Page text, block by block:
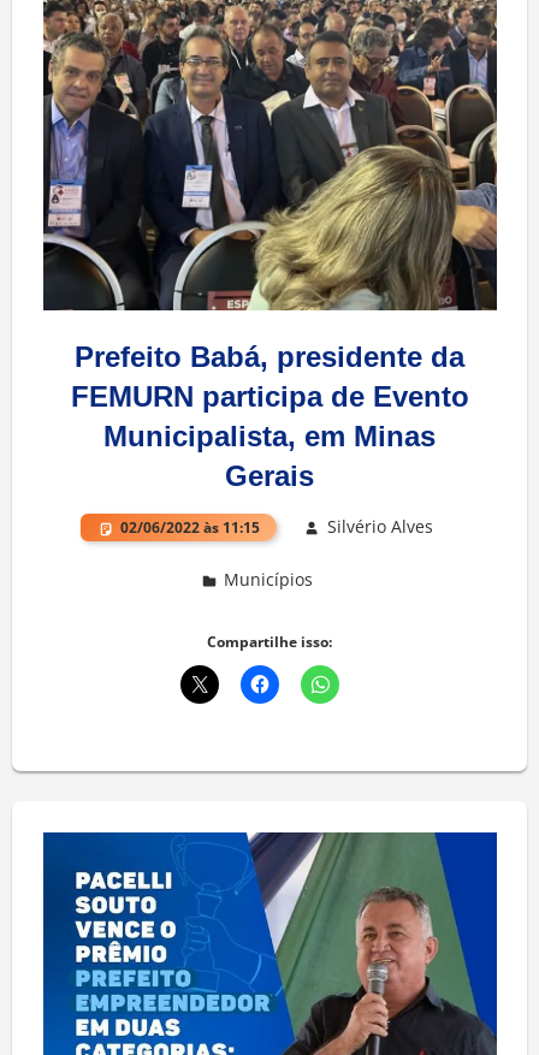
Prefeito Babá, presidente da
FEMURN participa de Evento
Municipalista, em Minas
Gerais
02/06/2022 às 11:15 Silvério Alves
Municípios
Compartilhe isso: